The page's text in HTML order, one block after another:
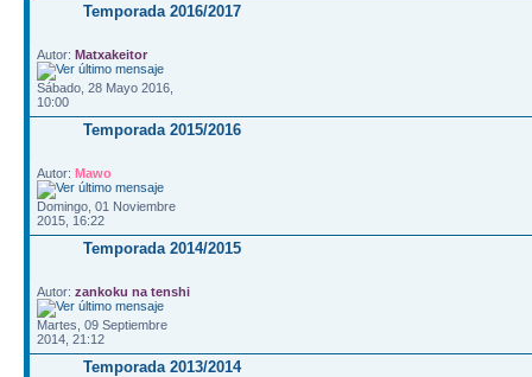
Temporada 2016/2017
Autor: Matxakeitor
Sábado, 28 Mayo 2016,
10:00
Temporada 2015/2016
Autor: Mawo
Domingo, 01 Noviembre
2015, 16:22
Temporada 2014/2015
Autor: zankoku na tenshi
Martes, 09 Septiembre
2014, 21:12
Temporada 2013/2014